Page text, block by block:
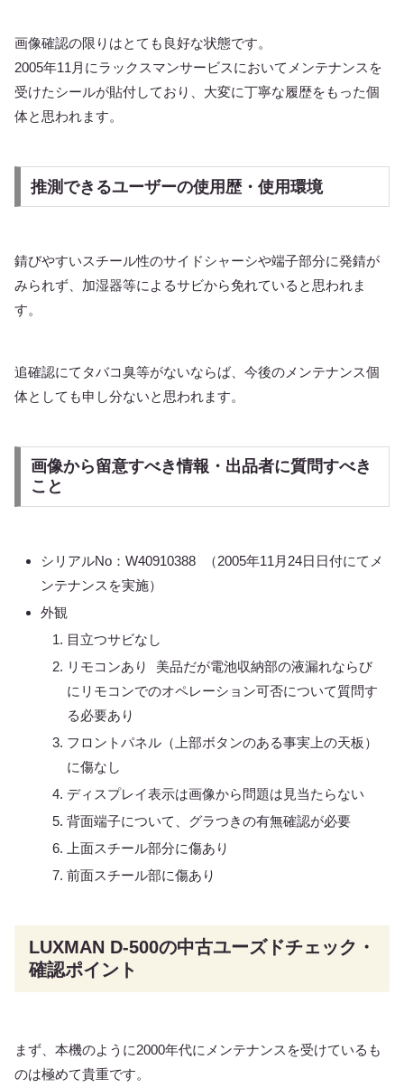
画像確認の限りはとても良好な状態です。
2005年11月にラックスマンサービスにおいてメンテナンスを
受けたシールが貼付しており、大変に丁寧な履歴をもった個
体と思われます。
推測できるユーザーの使用歴・使用環境
錆びやすいスチール性のサイドシャーシや端子部分に発錆が
みられず、加湿器等によるサビから免れていると思われま
す。
追確認にてタバコ臭等がないならば、今後のメンテナンス個
体としても申し分ないと思われます。
画像から留意すべき情報・出品者に質問すべき
こと
シリアルNo：W40910388 （2005年11月24日日付にてメ
ンテナンスを実施）
外観
目立つサビなし
リモコンあり 美品だが電池収納部の液漏れならび
にリモコンでのオペレーション可否について質問す
る必要あり
フロントパネル（上部ボタンのある事実上の天板）
に傷なし
ディスプレイ表示は画像から問題は見当たらない
背面端子について、グラつきの有無確認が必要
上面スチール部分に傷あり
前面スチール部に傷あり
LUXMAN D-500の中古ユーズドチェック・
確認ポイント
まず、本機のように2000年代にメンテナンスを受けているも
のは極めて貴重です。